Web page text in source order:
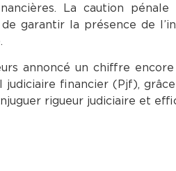
La caution
garantir la présence de
annoncé un chiffre
financier (Pjf),
rigueur judiciaire et